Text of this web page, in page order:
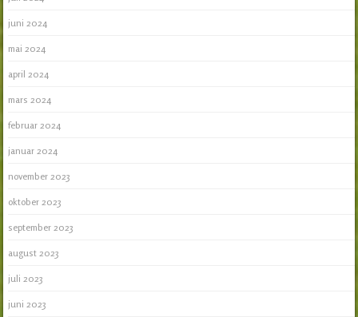
juni 2024
mai 2024
april 2024
mars 2024
februar 2024
januar 2024
november 2023
oktober 2023
september 2023
august 2023
juli 2023
juni 2023